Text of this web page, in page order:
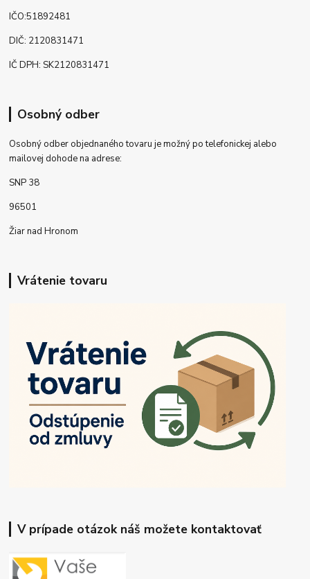
IČO:51892481
DIČ: 2120831471
IČ DPH: SK2120831471
Osobný odber
Osobný odber objednaného tovaru je možný po telefonickej alebo
mailovej dohode na adrese:
SNP 38
96501
Žiar nad Hronom
Vrátenie tovaru
V prípade otázok náš možete kontaktovať